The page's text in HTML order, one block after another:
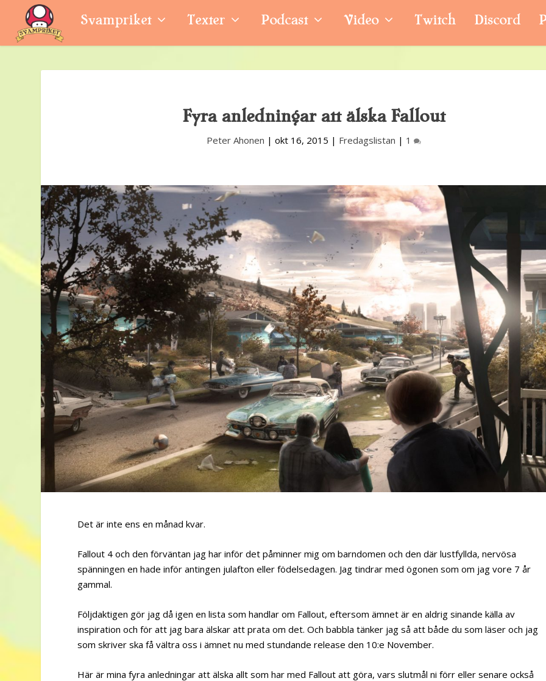
Svampriket Texter Podcast Video Twitch Discord
Fyra anledningar att älska Fallout
Peter Ahonen | okt 16, 2015 | Fredagslistan | 1
Det är inte ens en månad kvar.
Fallout 4 och den förväntan jag har inför det påminner mig om barndomen och den där lustfyllda, nervösa
spänningen en hade inför antingen julafton eller födelsedagen. Jag tindrar med ögonen som om jag vore 7 år
gammal.
Följdaktigen gör jag då igen en lista som handlar om Fallout, eftersom ämnet är en aldrig sinande källa av
inspiration och för att jag bara älskar att prata om det. Och babbla tänker jag så att både du som läser och jag
som skriver ska få vältra oss i ämnet nu med stundande release den 10:e November.
Här är mina fyra anledningar att älska allt som har med Fallout att göra, vars slutmål ni förr eller senare också